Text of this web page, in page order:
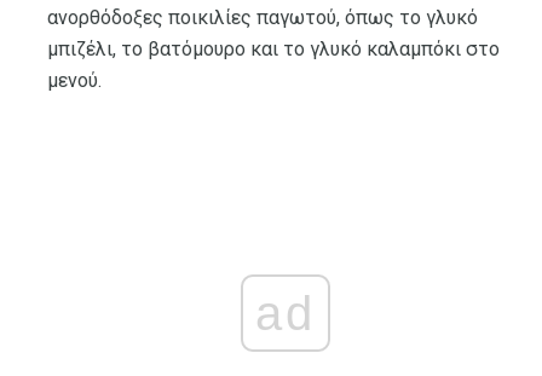
ανορθόδοξες ποικιλίες παγωτού, όπως το γλυκό
μπιζέλι, το βατόμουρο και το γλυκό καλαμπόκι στο
μενού.
ad